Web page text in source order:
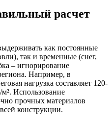
расчет
как постоянные
так и временные (снег,
– игнорирование
Например, в
нагрузка составляет 120-
м². Использование
прочных материалов
конструкции.